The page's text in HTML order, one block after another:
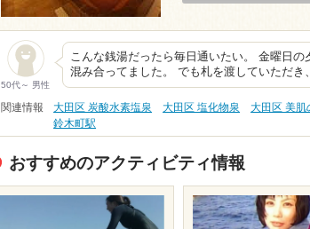
50代～ 男性
こんな銭湯だったら毎日通いたい。 金曜日
混み合ってました。 でも札を渡していただ
関連情報 大田区 炭酸水素塩泉 大田区 塩化物泉 大田区 美肌
鈴木町駅
おすすめのアクティビティ情報